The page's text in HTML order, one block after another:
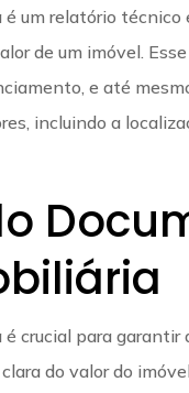
um relatório técnico
de um imóvel.
e até
incluindo a
crucial para
do valor do